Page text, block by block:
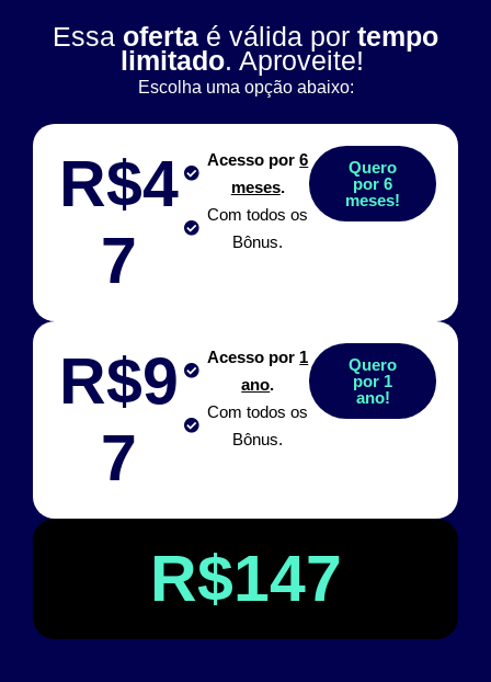
Essa oferta é válida por tempo
limitado. Aproveite!
Escolha uma opção abaixo:
R$4
7
Acesso por6
meses.
Com todos os
Bônus.
Quero
por 6
meses!
R$9
7
Acesso por 1
ano.
Com todos os
Bônus.
Quero
por 1
ano!
R$147